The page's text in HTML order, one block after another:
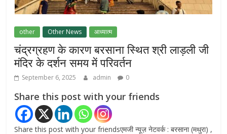
July 7, 2026 0
other Other News आध्यात्म
चंद्रग्रहण के कारण बरसाना स्थित श्री लाड़ली जी
मंदिर के दर्शन समय में परिवर्तन
September 6, 2025 admin 0
Share this post with your friends
Share this post with your friendsएमजी न्यूज़ नेटवर्क : बरसाना (मथुरा) ,